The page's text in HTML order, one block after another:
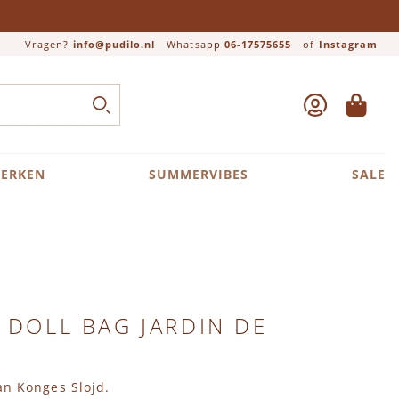
Vragen? info@pudilo.nl Whatsapp 06-17575655 of Instagram
Close search
ZOEK ACCOUNT
SUMMERVIBES SALE
BAG JARDIN DE
Konges Slojd.